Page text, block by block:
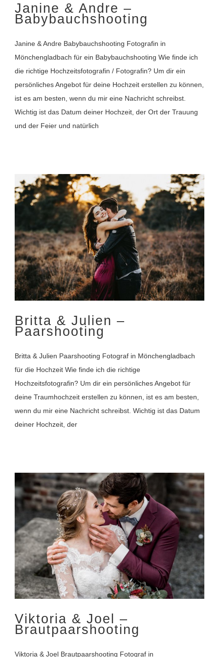
Janine & Andre –
Babybauchshooting
Janine & Andre Babybauchshooting Fotografin in
Mönchengladbach für ein Babybauchshooting Wie finde ich
die richtige Hochzeitsfotografin / Fotografin? Um dir ein
persönliches Angebot für deine Hochzeit erstellen zu können,
ist es am besten, wenn du mir eine Nachricht schreibst.
Wichtig ist das Datum deiner Hochzeit, der Ort der Trauung
und der Feier und natürlich
Britta & Julien – Paarshooting
Britta & Julien –
Paarshooting
Britta & Julien Paarshooting Fotograf in Mönchengladbach
für die Hochzeit Wie finde ich die richtige
Hochzeitsfotografin? Um dir ein persönliches Angebot für
deine Traumhochzeit erstellen zu können, ist es am besten,
wenn du mir eine Nachricht schreibst. Wichtig ist das Datum
deiner Hochzeit, der
Viktoria & Joel –
Brautpaarshooting
Viktoria & Joel –
Brautpaarshooting
Viktoria & Joel Brautpaarshooting Fotograf in